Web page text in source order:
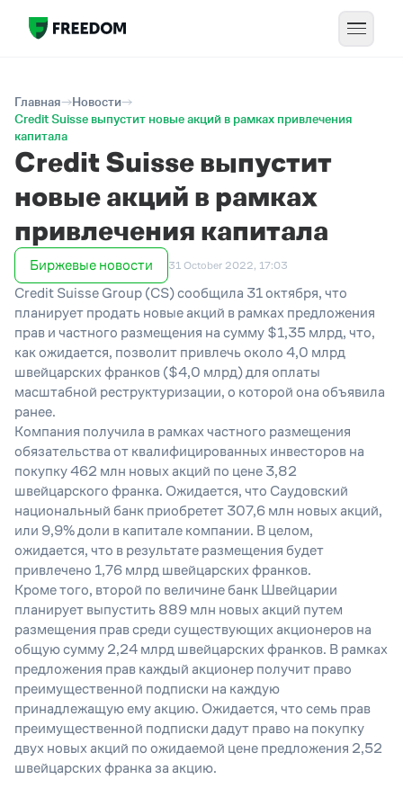
Главная
Новости
Credit Suisse выпустит новые акций в рамках привлечения
капитала
Credit Suisse выпустит
новые акций в рамках
привлечения капитала
Биржевые новости 31 October 2022, 17:03
Credit Suisse Group (CS) сообщила 31 октября, что
планирует продать новые акций в рамках предложения
прав и частного размещения на сумму $1,35 млрд, что,
как ожидается, позволит привлечь около 4,0 млрд
швейцарских франков ($4,0 млрд) для оплаты
масштабной реструктуризации, о которой она объявила
ранее.
Компания получила в рамках частного размещения
обязательства от квалифицированных инвесторов на
покупку 462 млн новых акций по цене 3,82
швейцарского франка. Ожидается, что Саудовский
национальный банк приобретет 307,6 млн новых акций,
или 9,9% доли в капитале компании. В целом,
ожидается, что в результате размещения будет
привлечено 1,76 млрд швейцарских франков.
Кроме того, второй по величине банк Швейцарии
планирует выпустить 889 млн новых акций путем
размещения прав среди существующих акционеров на
общую сумму 2,24 млрд швейцарских франков. В рамках
предложения прав каждый акционер получит право
преимущественной подписки на каждую
принадлежащую ему акцию. Ожидается, что семь прав
преимущественной подписки дадут право на покупку
двух новых акций по ожидаемой цене предложения 2,52
швейцарских франка за акцию.